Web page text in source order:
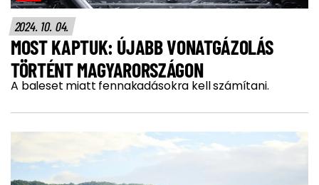
2024. 10. 04.
MOST KAPTUK: ÚJABB VONATGÁZOLÁS
TÖRTÉNT MAGYARORSZÁGON
A baleset miatt fennakadásokra kell számítani.